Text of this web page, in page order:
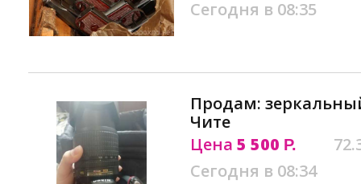
Сегодня в 08:35
Продам:
Чите
Цена 5 500 Р.
Сегодня в 08:34